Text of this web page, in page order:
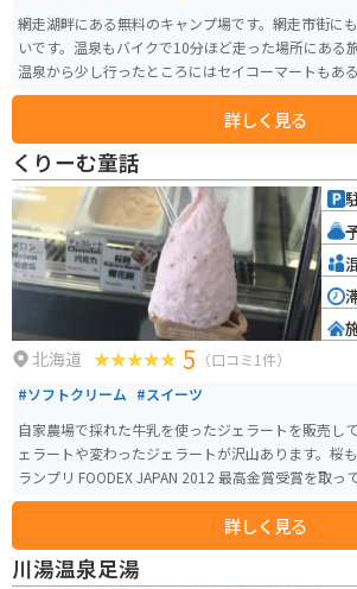
網走湖畔にある無料のキャンプ場です。網走市街に
いです。温泉もバイクで10分ほど走った場所にある
温泉から少し行ったところにはセイコーマートもあ
す。景色も良いです。特に明け方の網走湖畔は息を
詳しく見る
くりーむ童話
北海道 5 （口コミ1件）
#ソフトクリーム #スイーツ
自家農場で採れた牛乳を使ったジェラートを販売し
ェラートや変わったジェラートが沢山あります。桜
ランプリ FOODEX JAPAN 2012 最高金賞受賞を取っ
詳しく見る
川湯温泉足湯